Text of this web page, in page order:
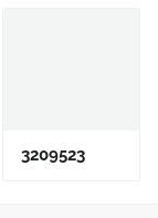
3209523